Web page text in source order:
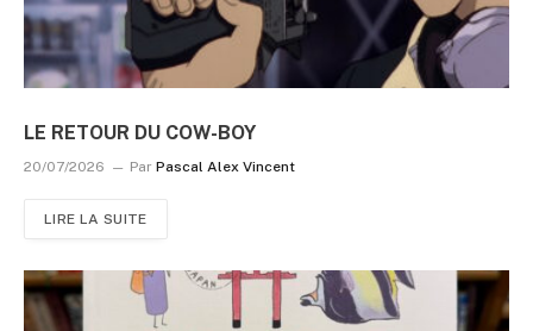
LE RETOUR DU COW-BOY
20/07/2026 Par Pascal Alex Vincent
LIRE LA SUITE